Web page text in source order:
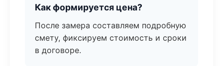
Как формируется цена?
После замера составляем подробную
смету, фиксируем стоимость и сроки
в договоре.